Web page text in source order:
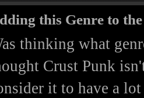
this Genre to
thinking what
Crust Punk
it to have a